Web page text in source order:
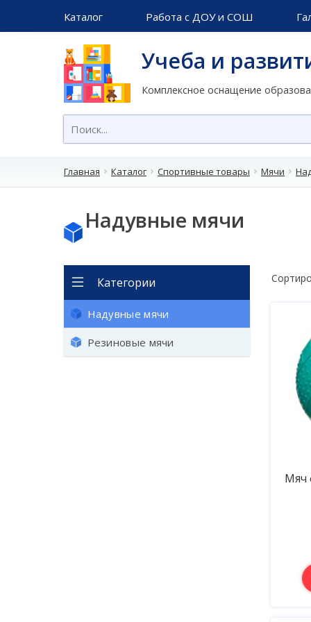
Каталог Работа с ДОУ и СОШ
Учеба и
Комплексное оснащение
Главная Каталог Спортивные товары Мячи
Надувные мячи
Категории
Надувные мячи
Резиновые мячи
Мяч